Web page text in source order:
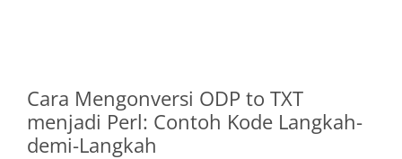
Cara Mengonversi ODP to TXT
menjadi Perl: Contoh Kode Langkah-
demi-Langkah